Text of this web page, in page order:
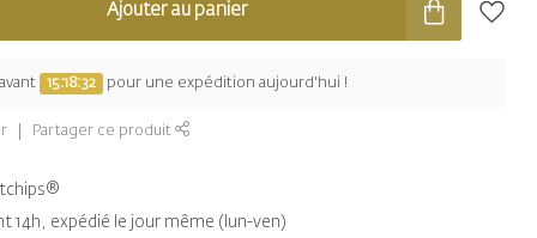
Ajouter au panier
15:18:32 pour une expédition aujourd'hui !
Partager ce produit
14h, expédié le jour même (lun-ven)